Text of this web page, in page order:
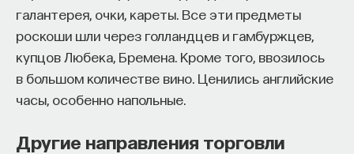
галантерея, очки, кареты. Все эти предметы
роскоши шли через голландцев и гамбуржцев,
купцов Любека, Бремена. Кроме того, ввозилось
в большом количестве вино. Ценились английские
часы, особенно напольные.
Другие направления торговли